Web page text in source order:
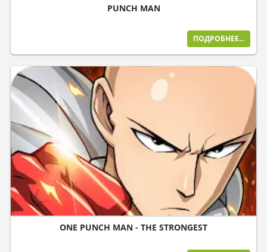
PUNCH MAN
ПОДРОБНЕЕ...
ONE PUNCH MAN - THE STRONGEST